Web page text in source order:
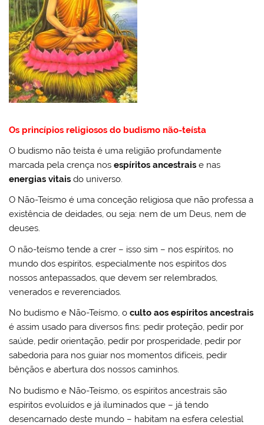
Os princípios religiosos do budismo não-teísta
O budismo não teísta é uma religião profundamente
marcada pela crença nosespíritos ancestrais e nas
energias vitais do universo.
O Não-Teísmo é uma conceção religiosa que não professa a
existência de deidades, ou seja: nem de um Deus, nem de
deuses.
O não-teísmo tende a crer – isso sim – nos espíritos, no
mundo dos espíritos, especialmente nos espíritos dos
nossos antepassados, que devem ser relembrados,
venerados e reverenciados.
No budismo e Não-Teísmo, oculto aos espíritos ancestrais
é assim usado para diversos fins: pedir proteção, pedir por
saúde, pedir orientação, pedir por prosperidade, pedir por
sabedoria para nos guiar nos momentos difíceis, pedir
bênçãos e abertura dos nossos caminhos.
No budismo e Não-Teísmo, os espíritos ancestrais são
espíritos evoluídos e já iluminados que – já tendo
desencarnado deste mundo – habitam na esfera celestial